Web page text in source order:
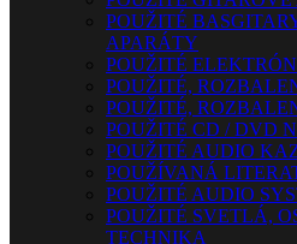
POUŽITÉ
APARÁTY
POUŽITÉ
POUŽITÉ,
POUŽITÉ,
POUŽITÉ CD / DVD
POUŽITÉ AUDIO
POUŽÍVANÁ
POUŽITÉ AUDIO
POUŽITÉ SVETLÁ,
TECHNIKA